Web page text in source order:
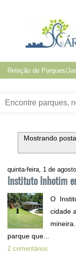
Mostrando
quinta-feira, 1 de
Instituto Inhotim
O
cidade
parque que...
2 comentários